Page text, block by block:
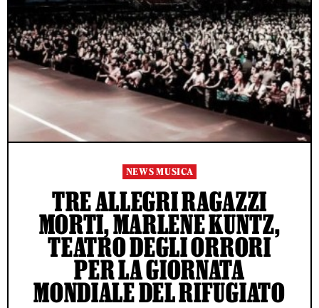
NEWS MUSICA
TRE ALLEGRI RAGAZZI
MORTI, MARLENE KUNTZ,
TEATRO DEGLI ORRORI
PER LA GIORNATA
MONDIALE DEL RIFUGIATO